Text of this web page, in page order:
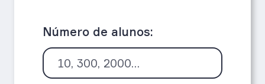
Número de alunos: